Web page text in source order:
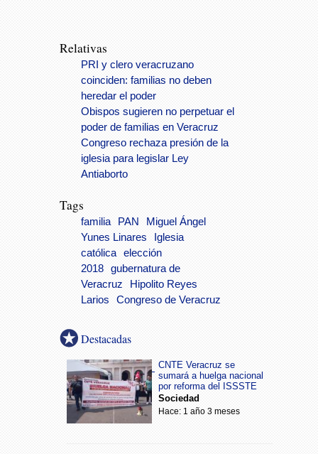
Relativas
PRI y clero veracruzano
coinciden: familias no deben
heredar el poder
Obispos sugieren no perpetuar el
poder de familias en Veracruz
Congreso rechaza presión de la
iglesia para legislar Ley
Antiaborto
Tags
familia PAN
Miguel Ángel
Yunes Linares
Iglesia
católica
elección
2018
gubernatura de
Veracruz
Hipolito Reyes
Larios
Congreso de Veracruz
Destacadas
CNTE Veracruz se
sumará a huelga nacional
por reforma del ISSSTE
Sociedad
Hace: 1 año 3 meses